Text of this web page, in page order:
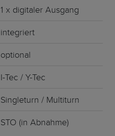
1 x digitaler Ausgang
integriert
optional
I-Tec / Y-Tec
Singleturn / Multiturn
STO (in Abnahme)